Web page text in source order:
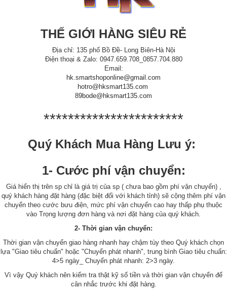
THẾ GIỚI HÀNG SIÊU RẺ
Địa chỉ: 135 phố Bồ Đề- Long Biên-Hà Nội
Điện thoại & Zalo: 0947.659.708_0857.704.880
Email:
hk.smartshoponline@gmail.com
hotro@hksmart135.com
89bode@hksmart135.com
***********************
Quý Khách Mua Hàng Lưu ý:
1- Cước phí vận chuyển:
Giá hiển thị trên sp chỉ là giá trị của sp ( chưa bao gồm phí vận chuyển) ,
quý khách hàng đặt hàng (đặc biệt đối với khách tỉnh) sẽ cộng thêm phí vận
chuyển theo cước bưu điện, mức phí vận chuyển cao hay thấp phụ thuộc
vào Trọng lượng đơn hàng và nơi đặt hàng của quý khách.
2- Thời gian vận chuyển:
Thời gian vận chuyển giao hàng nhanh hay chậm tùy theo Quý khách chọn
lựa "Giao tiêu chuẩn" hoặc "Chuyển phát nhanh", trung bình Giao tiêu chuẩn:
4>5 ngày_ Chuyển phát nhanh: 2>3 ngày.
Vì vậy Quý khách nên kiểm tra thật kỹ số tiền và thời gian vận chuyển để
cân nhắc trước khi đặt hàng.